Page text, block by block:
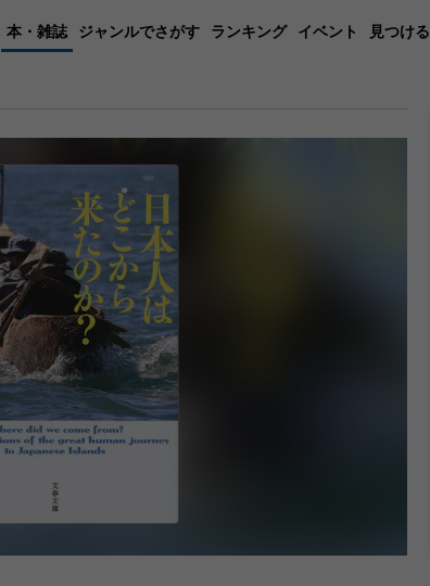
本・雑誌 ジャンルでさがす ランキング イベント 見つける